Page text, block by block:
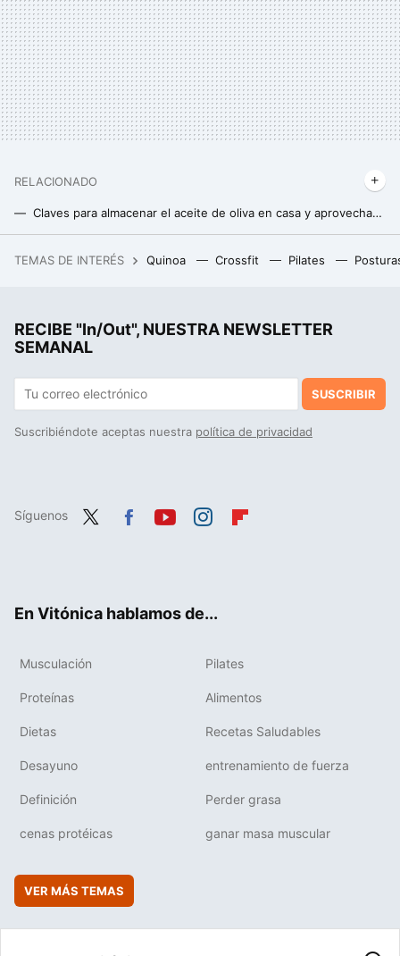
RELACIONADO
Claves para almacenar el aceite de oliva en casa y aprovechar al máximo sus propiedades
14 hijos con cuatro mujeres distintas y subiendo: guía para entender cuándo y con quién ha sido padre Elon Musk
TEMAS DE INTERÉS Quinoa Crossfit Pilates
RECIBE "In/Out", NUESTRA NEWSLETTER
SEMANAL
SUSCRIBIR
Suscribiéndote aceptas nuestra política de privacidad
Síguenos
En Vitónica hablamos de...
Musculación Pilates
Proteínas Alimentos
Dietas Recetas Saludables
Desayuno entrenamiento de fuerza
Definición Perder grasa
cenas protéicas ganar masa muscular
VER MÁS TEMAS